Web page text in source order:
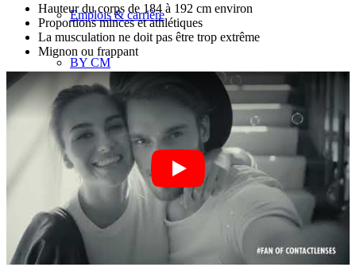
Emplois & carrière
BY CM
Influenceurs x CM
Marketing x One
Réalité virtuelle
Immobilien x Lukinski
Hauteur du corps de 184 à 192 cm environ
Proportions minces et athlétiques
La musculation ne doit pas être trop extrême
Mignon ou frappant